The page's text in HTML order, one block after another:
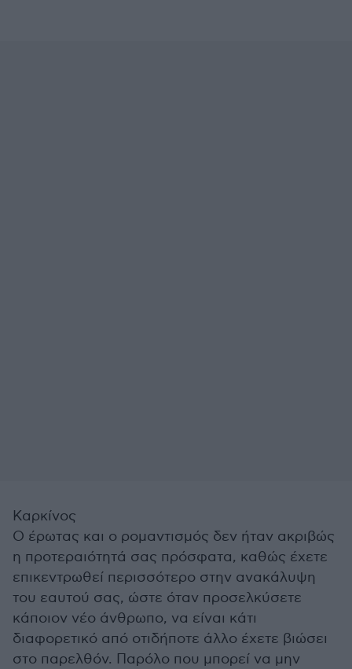
Καρκίνος
Ο έρωτας και ο ρομαντισμός δεν ήταν ακριβώς
η προτεραιότητά σας πρόσφατα, καθώς έχετε
επικεντρωθεί περισσότερο στην ανακάλυψη
του εαυτού σας, ώστε όταν προσελκύσετε
κάποιον νέο άνθρωπο, να είναι κάτι
διαφορετικό από οτιδήποτε άλλο έχετε βιώσει
στο παρελθόν. Παρόλο που μπορεί να μην